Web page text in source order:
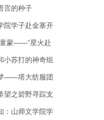
言的种子
院学子赴金寨开
蒙——“星火赴
小苏打的神奇组
——塔大纺服团
望之碧野寻踪支
：山师文学院学